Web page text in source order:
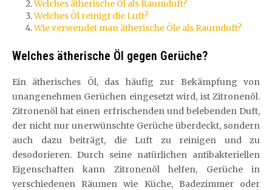
Welches ätherische Öl als Raumduft?
Welches Öl reinigt die Luft?
Wie verwendet man ätherische Öle als Raumduft?
Welches ätherische Öl gegen Gerüche?
Ein ätherisches Öl, das häufig zur Bekämpfung von
unangenehmen Gerüchen eingesetzt wird, ist Zitronenöl.
Zitronenöl hat einen erfrischenden und belebenden Duft,
der nicht nur unerwünschte Gerüche überdeckt, sondern
auch dazu beiträgt, die Luft zu reinigen und zu
desodorieren. Durch seine natürlichen antibakteriellen
Eigenschaften kann Zitronenöl helfen, Gerüche in
verschiedenen Räumen wie Küche, Badezimmer oder